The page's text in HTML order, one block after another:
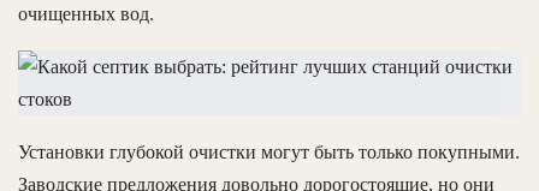
очищенных вод.
Установки глубокой очистки могут быть только покупными.
Заводские предложения довольно дорогостоящие, но они